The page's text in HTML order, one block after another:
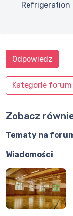
Refrigeration
Kategorie forum
Odpowiedz
Zobacz
Tematy na
Wiadomości